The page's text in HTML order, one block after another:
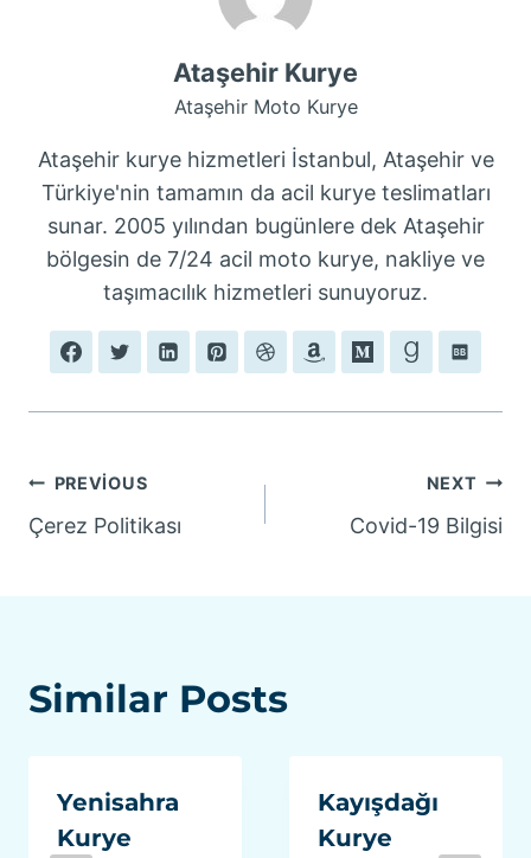
Ataşehir Kurye
Ataşehir Moto Kurye
Ataşehir kurye hizmetleri İstanbul, Ataşehir ve
Türkiye'nin tamamın da acil kurye teslimatları
sunar. 2005 yılından bugünlere dek Ataşehir
bölgesin de 7/24 acil moto kurye, nakliye ve
taşımacılık hizmetleri sunuyoruz.
Yazı
gezinmesi
PREVIOUS
Çerez Politikası
NEXT
Covid-19 Bilgisi
Similar Posts
Yenisahra
Kurye
Kayışdağı
Kurye